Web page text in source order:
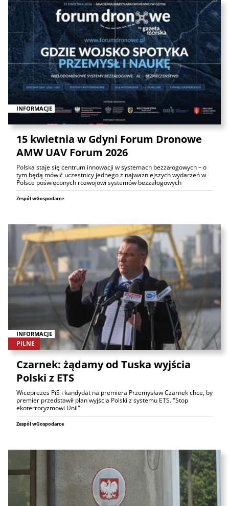
INFORMACJE
15 kwietnia w Gdyni Forum Dronowe
AMW UAV Forum 2026
Polska staje się centrum innowacji w systemach bezzałogowych – o
tym będą mówić uczestnicy jednego z najważniejszych wydarzeń w
Polsce poświęconych rozwojowi systemów bezzałogowych
Zespół wGospodarce
INFORMACJE
PILNE
Czarnek: żądamy od Tuska wyjścia
Polski z ETS
Wiceprezes PiS i kandydat na premiera Przemysław Czarnek chce, by
premier przedstawił plan wyjścia Polski z systemu ETS. "Stop
ekoterroryzmowi Unii"
Zespół wGospodarce